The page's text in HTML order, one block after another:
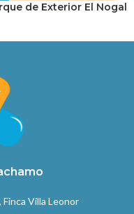
de Exterior El Nogal
Villa Leonor